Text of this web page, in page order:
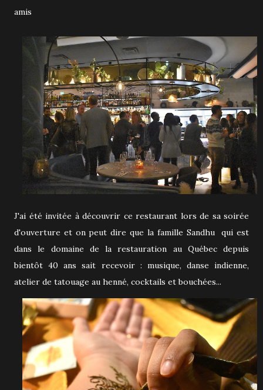
amis
J'ai été invitée à découvrir ce restaurant lors de sa soirée
d'ouverture et on peut dire que la famille Sandhu qui est
dans le domaine de la restauration au Québec depuis
bientôt 40 ans sait recevoir : musique, danse indienne,
atelier de tatouage au henné, cocktails et bouchées...